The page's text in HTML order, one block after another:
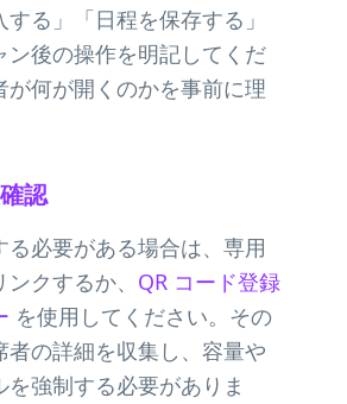
る」「日程を保存する」
ン後の操作を明記してくだ
が何が開くのかを事前に理
認
る必要がある場合は、専用
クするか、 QR コード登録
を使用してください。その
者の詳細を収集し、容量や
を強制する必要がありま